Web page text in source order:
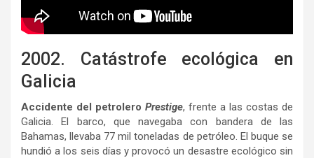
2002. Catástrofe ecológica en
Galicia
Accidente del petrolero Prestige, frente a las costas de
Galicia. El barco, que navegaba con bandera de las
Bahamas, llevaba 77 mil toneladas de petróleo. El buque se
hundió a los seis días y provocó un desastre ecológico sin